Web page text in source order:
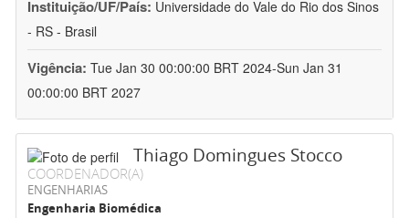
Instituição/UF/País: Universidade do Vale do Rio dos Sinos
- RS - Brasil
Vigência: Tue Jan 30 00:00:00 BRT 2024-Sun Jan 31
00:00:00 BRT 2027
Thiago Domingues Stocco
COORDENADOR(A)
ENGENHARIAS
Engenharia Biomédica